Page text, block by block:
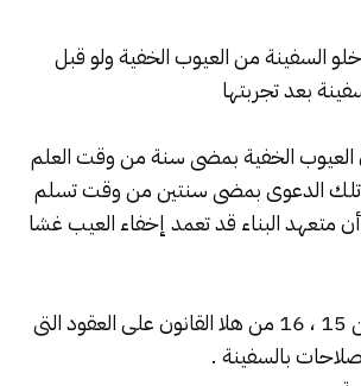
السفينة من العيوب الخفية ولو قبل
بعد تجربتها
الخفية بمضى سنة من وقت العلم
تلك الدعوى بمضى سنتين من وقت تسلم
متعهد البناء قد تعمد إخفاء العيب غشا
تسرى أحكام المادتين 15 ، 16 من هلا القانون على العقود التى
بالسفينة .